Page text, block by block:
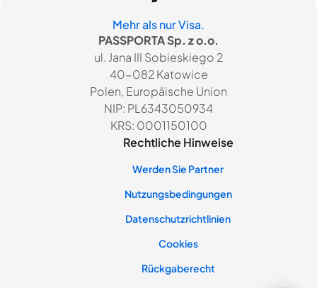
Mehr als nur Visa.
PASSPORTA Sp. z o.o.
ul. Jana III Sobieskiego 2
40-082 Katowice
Polen, Europäische Union
NIP: PL6343050934
KRS: 0001150100
Rechtliche Hinweise
Werden Sie Partner
Nutzungsbedingungen
Datenschutzrichtlinien
Cookies
Rückgaberecht